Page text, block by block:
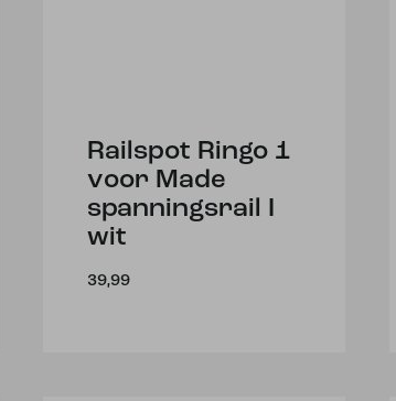
Railspot Ringo 1
voor Made
spanningsrail I
wit
39,99